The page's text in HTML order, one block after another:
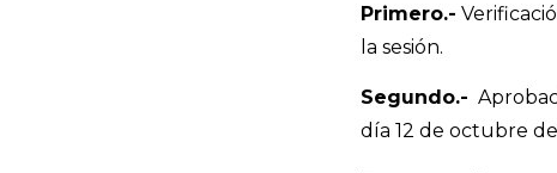
Primero.-
la sesión.
Segundo.-
día 12 de octubre de